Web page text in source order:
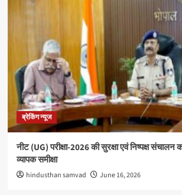
ब्रेकिंग न्यूज
नीट (UG) परीक्षा-2026 की सुरक्षा एवं निष्पक्ष संचालन
व्यापक समीक्षा
hindusthan samvad June 16, 2026